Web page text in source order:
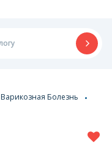
Варикозная Болезнь